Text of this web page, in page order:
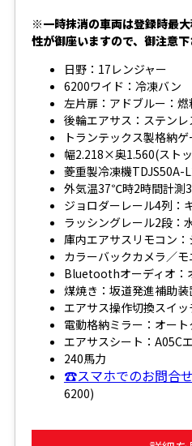
※一時抹消の車両は登録時最
性が御座いますので、御注意
日野：17レンジャー
6200ワイド：冷凍バン
左片扉：アドブルー：
後輪エアサス：ステン
トランテックス製格納ゲ
幅2.218×奥1.560(スト
菱重製冷凍機TDJS50A-
外気温37℃時2時間計
ジョロダーレール4列：
ラッシングレール2段：
庫内エアサスリモコン
カラーバックカメラ／
Bluetoothオーディオ：
煤焼き：坂道発進補助装
エアサス操作切換スイッ
電動格納ミラー：オート
エアサスシート：A05C
240馬力
☎スマホでのお問合
6200)